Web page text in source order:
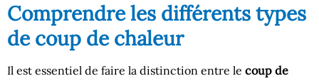
Comprendre les différents types
de coup de chaleur
Il est essentiel de faire la distinction entre le coup de